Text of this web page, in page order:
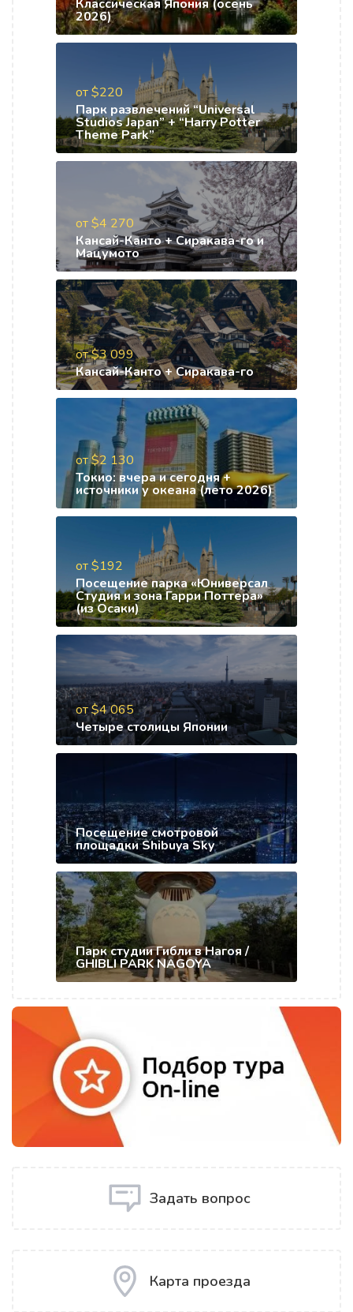
Классическая Япония (осень
2026)
от $220
Парк развлечений “Universal
Studios Japan” + “Harry Potter
Theme Park”
от $4 270
Кансай-Канто + Сиракава-го и
Мацумото
от $3 099
Кансай-Канто + Сиракава-го
от $2 130
Токио: вчера и сегодня +
источники у океана (лето 2026)
от $192
Посещение парка «Юниверсал
Студия и зона Гарри Поттера»
(из Осаки)
от $4 065
Четыре столицы Японии
Посещение смотровой
площадки Shibuya Sky
Парк студии Гибли в Нагоя /
GHIBLI PARK NAGOYA
Задать вопрос
Карта проезда